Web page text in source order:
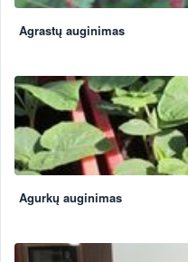
Agrastų auginimas
Agurkų auginimas